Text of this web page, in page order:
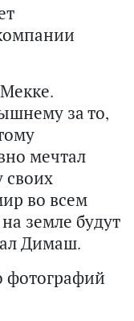
за то,
мечтал
своих
во всем
земле будут
Димаш.
фотографий